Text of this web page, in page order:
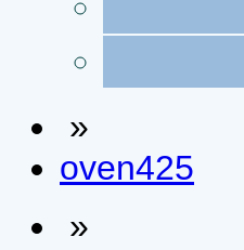
»
oven425
»